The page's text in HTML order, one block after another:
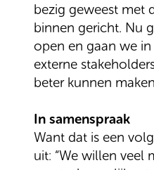
bezig geweest met
binnen gericht. Nu
open en gaan we
externe
beter kunnen
In samenspraak
Want dat is een
uit: “We willen veel